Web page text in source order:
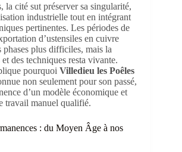
la cité sut préserver sa singularité,
industrielle tout en intégrant
pertinentes. Les périodes de
d’ustensiles en cuivre
phases plus difficiles, mais la
des techniques resta vivante.
pourquoi Villedieu les Poêles
non seulement pour son passé,
d’un modèle économique et
travail manuel qualifié.
: du Moyen Âge à nos